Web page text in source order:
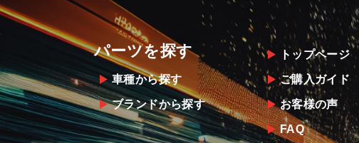
パーツを探す
車種から探す
ブランドから探す
トップページ
ご購入ガイド
お客様の声
FAQ